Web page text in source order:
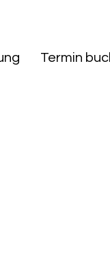
Termin